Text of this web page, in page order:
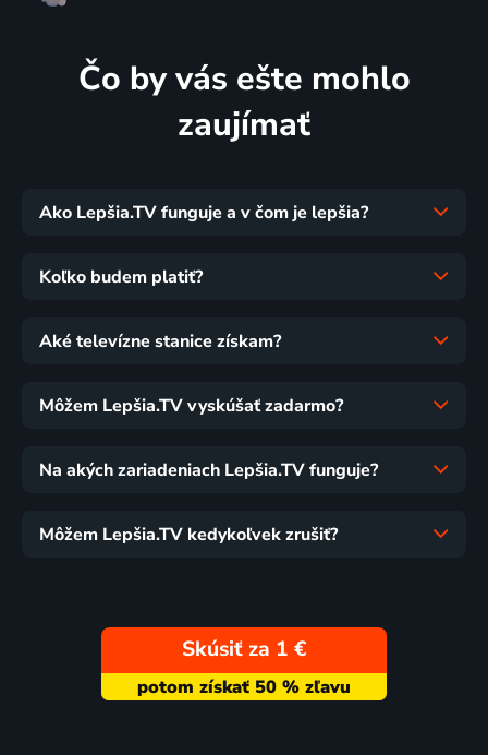
Čo by vás ešte mohlo
zaujímať
Ako Lepšia.TV funguje a v čom je lepšia?
Koľko budem platiť?
Aké televízne stanice získam?
Môžem Lepšia.TV vyskúšať zadarmo?
Na akých zariadeniach Lepšia.TV funguje?
Môžem Lepšia.TV kedykoľvek zrušiť?
Skúsiť za 1 €